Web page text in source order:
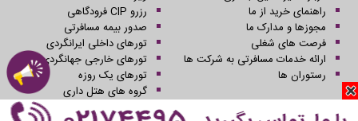
راهنمای خرید از ما
مجوزها و مدارک ما
فرصت های شغلی
ارائه خدمات مسافرتی به شرکت ها
رستوران ها
رزرو CIP فرودگاهی
صدور بیمه مسافرتی
تورهای داخلی ایرانگردی
تورهای خارجی جهانگردی
تورهای یک روزه
گروه های هتل داری